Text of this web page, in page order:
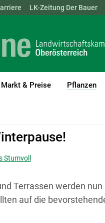
ÖSTERREICH BGLD
LK-Zeitung Der Bauer
Markt & Preise Pflanzen
Stumvoll
Terrassen werden
auf die